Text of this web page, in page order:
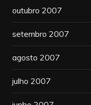
outubro 2007
setembro 2007
agosto 2007
julho 2007